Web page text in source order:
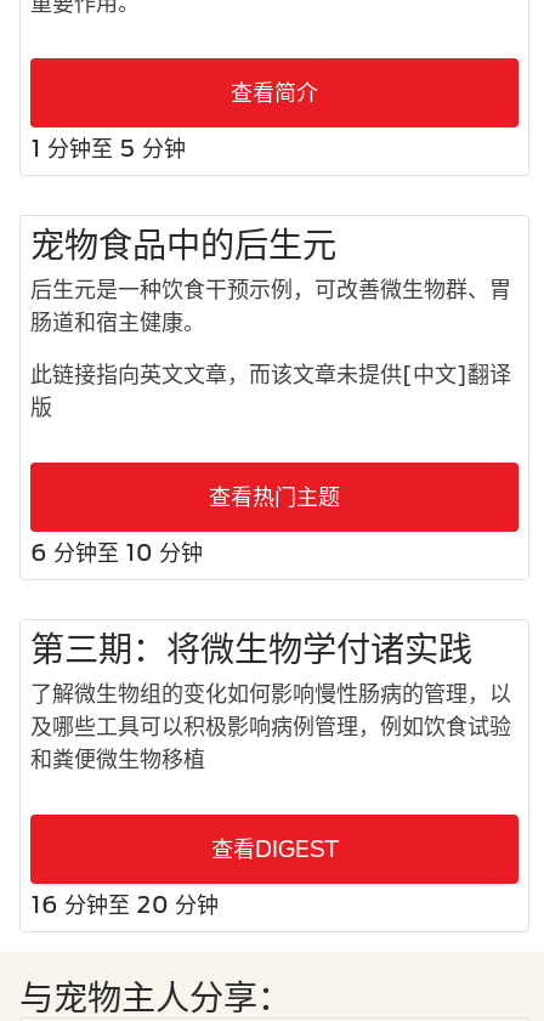
查看简介
1 分钟至 5 分钟
宠物食品中的后生元
后生元是一种饮食干预示例，可改善微生物群、胃
肠道和宿主健康。
此链接指向英文文章，而该文章未提供[中文]翻译
版
查看热门主题
6 分钟至 10 分钟
第三期：将微生物学付诸实践
了解微生物组的变化如何影响慢性肠病的管理，以
及哪些工具可以积极影响病例管理，例如饮食试验
和粪便微生物移植
查看DIGEST
16 分钟至 20 分钟
与宠物主人分享：